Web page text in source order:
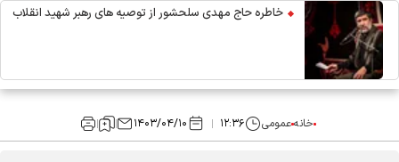
خاطره حاج مهدی سلحشور از توصیه های رهبر شهید انقلاب
خانهعمومی ۱۲:۳۶ ۱۴۰۳/۰۴/۱۰